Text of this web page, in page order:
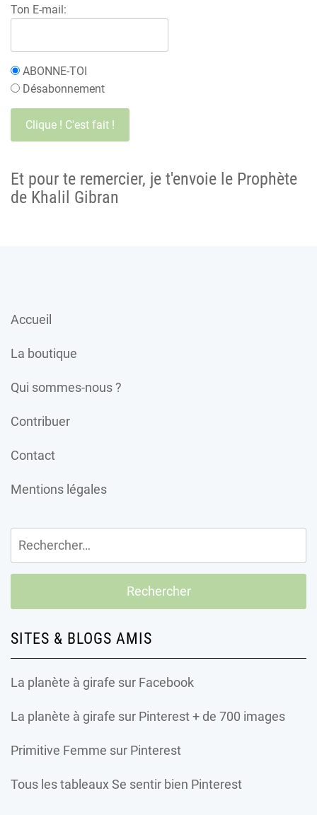
Ton E-mail:
ABONNE-TOI
Désabonnement
Et pour te remercier, je t'envoie le Prophète
de Khalil Gibran
Accueil
La boutique
Qui sommes-nous ?
Contribuer
Contact
Mentions légales
Rechercher :
SITES & BLOGS AMIS
La planète à girafe sur Facebook
La planète à girafe sur Pinterest + de 700 images
Primitive Femme sur Pinterest
Tous les tableaux Se sentir bien Pinterest